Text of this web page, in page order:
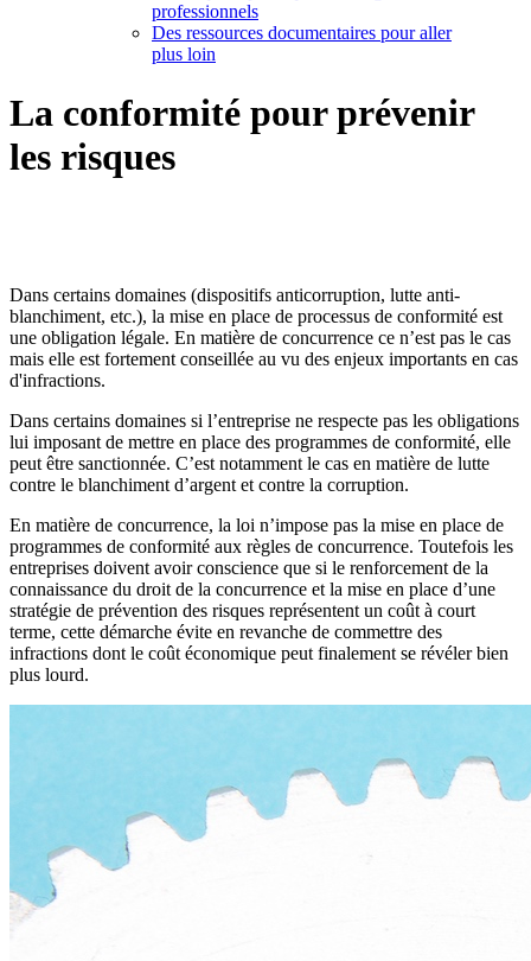
professionnels
Des ressources documentaires pour aller
plus loin
La conformité pour prévenir
les risques
Dans certains domaines (dispositifs anticorruption, lutte anti-
blanchiment, etc.), la mise en place de processus de conformité est
une obligation légale. En matière de concurrence ce n’est pas le cas
mais elle est fortement conseillée au vu des enjeux importants en cas
d'infractions.
Dans certains domaines si l’entreprise ne respecte pas les obligations
lui imposant de mettre en place des programmes de conformité, elle
peut être sanctionnée. C’est notamment le cas en matière de lutte
contre le blanchiment d’argent et contre la corruption.
En matière de concurrence, la loi n’impose pas la mise en place de
programmes de conformité aux règles de concurrence. Toutefois les
entreprises doivent avoir conscience que si le renforcement de la
connaissance du droit de la concurrence et la mise en place d’une
stratégie de prévention des risques représentent un coût à court
terme, cette démarche évite en revanche de commettre des
infractions dont le coût économique peut finalement se révéler bien
plus lourd.